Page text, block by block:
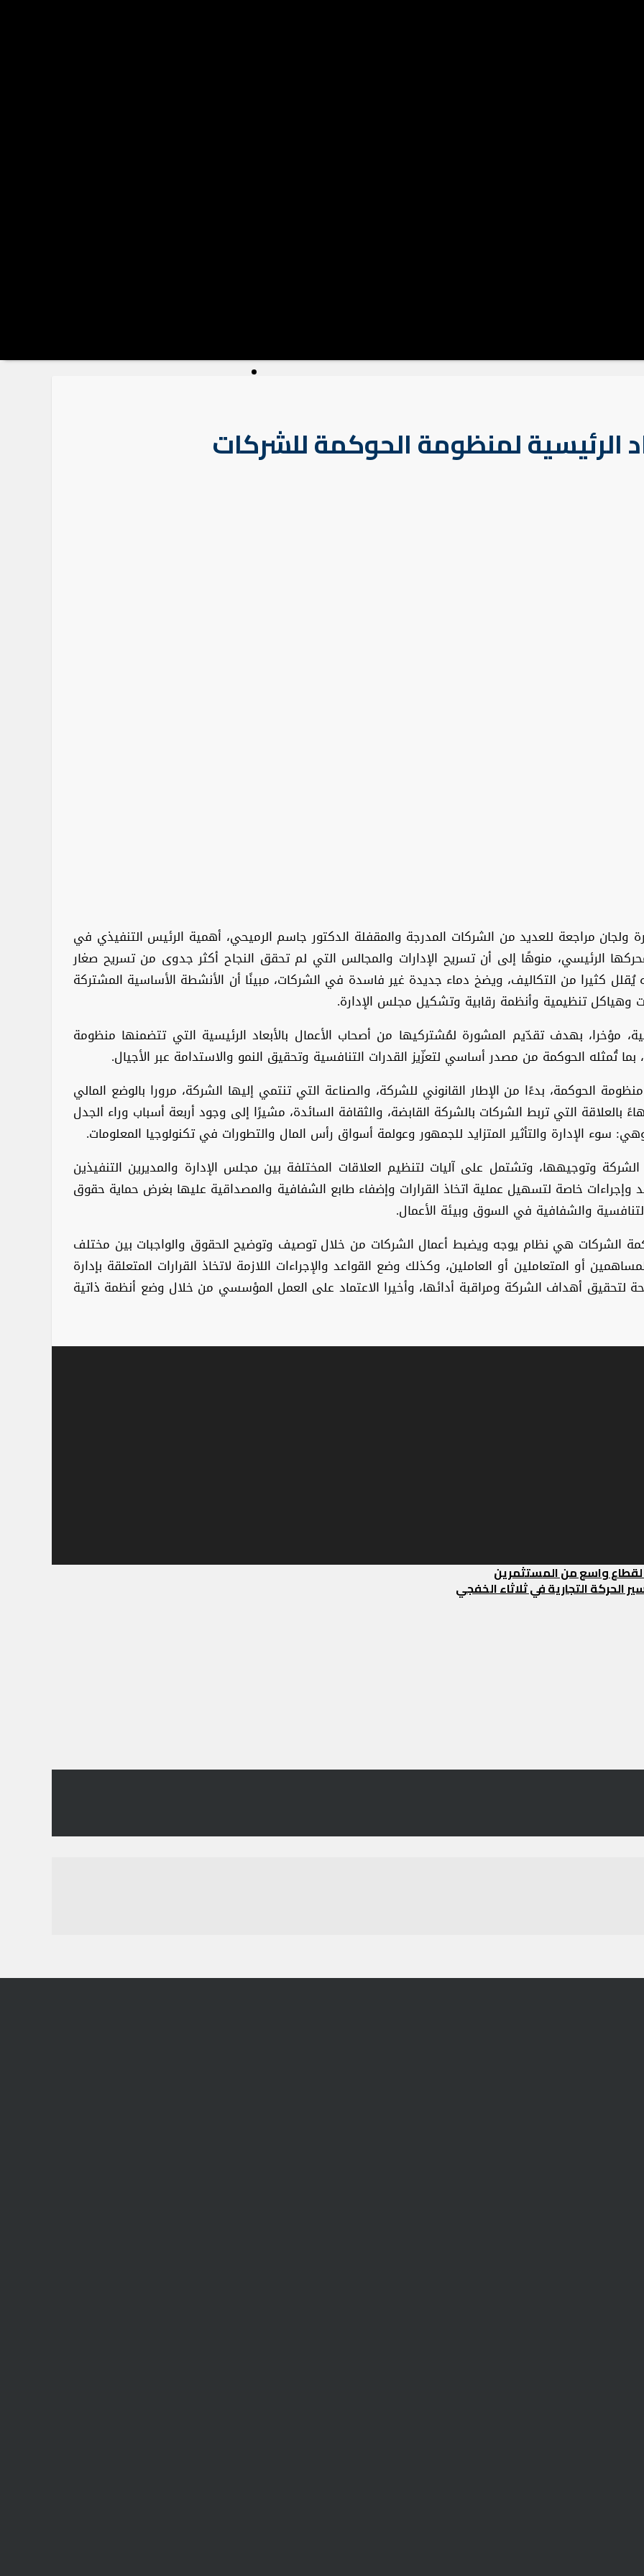
الرئيسية لمنظومة الحوكمة للشركات
ولجان مراجعة للعديد من الشركات المدرجة والمقفلة الدكتور جاسم الرميحي، أهمية الرئيس التنفيذي في
الرئيسي، منوهًا إلى أن تسريح الإدارات والمجالس التي لم تحقق النجاح أكثر جدوى من تسريح صغار
كثيرا من التكاليف، ويضخ دماء جديدة غير فاسدة في الشركات، مبينًا أن الأنشطة الأساسية المشتركة
تنظيمية وأنظمة رقابية وتشكيل مجلس الإدارة.
مؤخرا، بهدف تقدّيم المشورة لمُشتركيها من أصحاب الأعمال بالأبعاد الرئيسية التي تتضمنها منظومة
بما تُمثله الحوكمة من مصدر أساسي لتعزّيز القدرات التنافسية وتحقيق النمو والاستدامة عبر الأجيال.
الحوكمة، بدءًا من الإطار القانوني للشركة، والصناعة التي تنتمي إليها الشركة، مرورا بالوضع المالي
بالعلاقة التي تربط الشركات بالشركة القابضة، والثقافة السائدة، مشيرًا إلى وجود أربعة أسباب وراء الجدل
سوء الإدارة والتأثير المتزايد للجمهور وعولمة أسواق رأس المال والتطورات في تكنولوجيا المعلومات.
وتوجيهها، وتشتمل على آليات لتنظيم العلاقات المختلفة بين مجلس الإدارة والمديرين التنفيذين
خاصة لتسهيل عملية اتخاذ القرارات وإضفاء طابع الشفافية والمصداقية عليها بغرض حماية حقوق
والشفافية في السوق وبيئة الأعمال.
الشركات هي نظام يوجه ويضبط أعمال الشركات من خلال توصيف وتوضيح الحقوق والواجبات بين مختلف
أو المتعاملين أو العاملين، وكذلك وضع القواعد والإجراءات اللازمة لاتخاذ القرارات المتعلقة بإدارة
لتحقيق أهداف الشركة ومراقبة أدائها، وأخيرا الاعتماد على العمل المؤسسي من خلال وضع أنظمة ذاتية
لقطاع واسع من المستثمرين
الحركة التجارية في ثلاثاء الخفجي